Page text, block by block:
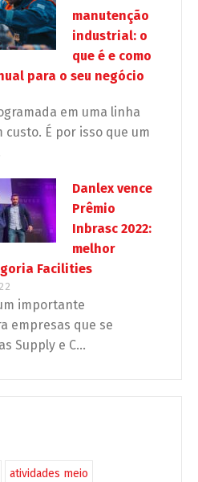
manutenção
industrial: o
que é e como
para o seu negócio
em uma linha
É por isso que um
Danlex vence
Prêmio
Inbrasc 2022:
melhor
Facilities
importante
empresas que se
Supply e C...
atividades meio